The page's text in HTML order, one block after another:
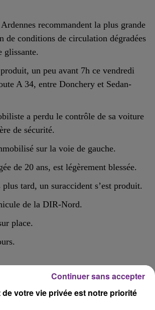
recommandent la plus grande
de conditions de circulation dégradées
glissante.
un peu avant 7h ce vendredi
A 34, entre Donchery et Sedan-
a perdu le contrôle de sa voiture
de sécurité.
sur la voie de gauche.
de 20 ans, est légèrement blessée.
tard, un suraccident s’est produit.
de la DIR-Nord.
place.
de votre vie privée est notre priorité
Continuer sans accepter